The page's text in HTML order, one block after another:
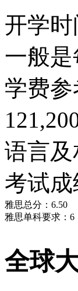
开学时
一般
学费参
语言及
考试成
雅思总分：6.50
雅思单科要求：6
全球